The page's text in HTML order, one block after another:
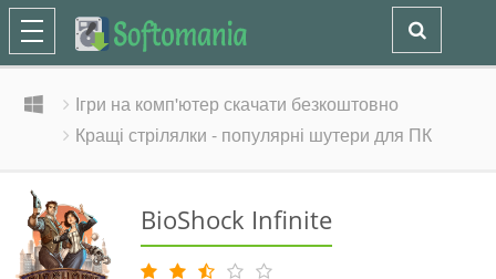
Ігри на комп'ютер скачати безкоштовно
Кращі стрілялки - популярні шутери для ПК
BioShock Infinite